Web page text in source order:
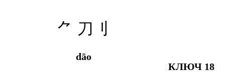
⺈ 刀刂
dāo
КЛЮЧ 18